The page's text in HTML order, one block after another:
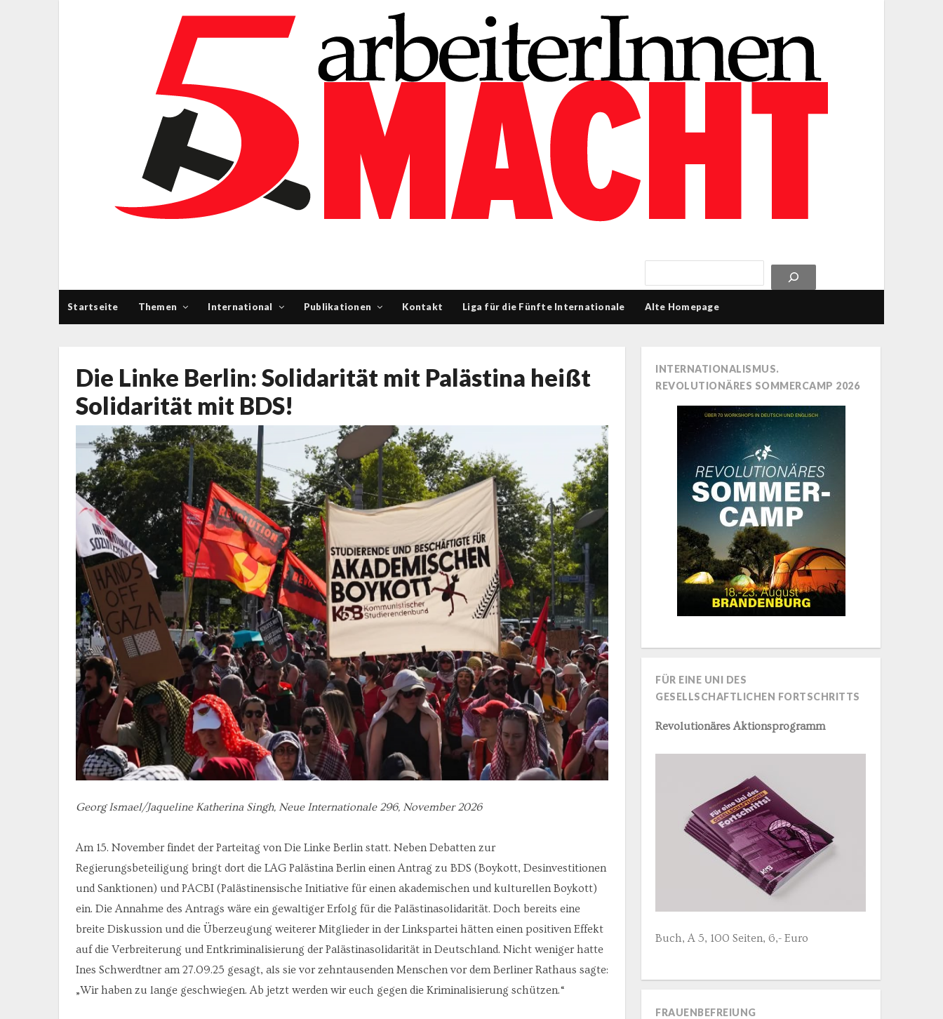
Startseite Themen International Publikationen Kontakt Liga für die Fünfte Internationale Alte Homepage
Die Linke Berlin: Solidarität mit Palästina heißt
Solidarität mit BDS!
Georg Ismael/Jaqueline Katherina Singh, Neue Internationale 296, November 2026
Am 15. November findet der Parteitag von Die Linke Berlin statt. Neben Debatten zur
Regierungsbeteiligung bringt dort die LAG Palästina Berlin einen Antrag zu BDS (Boykott, Desinvestitionen
und Sanktionen) und PACBI (Palästinensische Initiative für einen akademischen und kulturellen Boykott)
ein. Die Annahme des Antrags wäre ein gewaltiger Erfolg für die Palästinasolidarität. Doch bereits eine
breite Diskussion und die Überzeugung weiterer Mitglieder in der Linkspartei hätten einen positiven Effekt
auf die Verbreiterung und Entkriminalisierung der Palästinasolidarität in Deutschland. Nicht weniger hatte
Ines Schwerdtner am 27.09.25 gesagt, als sie vor zehntausenden Menschen vor dem Berliner Rathaus sagte:
„Wir haben zu lange geschwiegen. Ab jetzt werden wir euch gegen die Kriminalisierung schützen.“
INTERNATIONALISMUS.
REVOLUTIONÄRES SOMMERCAMP 2026
FÜR EINE UNI DES
GESELLSCHAFTLICHEN FORTSCHRITTS
Revolutionäres Aktionsprogramm
Buch, A 5, 100 Seiten, 6,- Euro
FRAUENBEFREIUNG